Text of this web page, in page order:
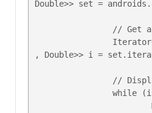
Double>> set =
, Double>> i =